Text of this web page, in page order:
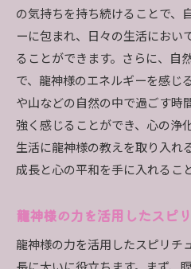
の気持ちを持ち続けることで、
ーに包まれ、日々の生活におい
ることができます。さらに、自
で、龍神様のエネルギーを感じ
や山などの自然の中で過ごす時
強く感じることができ、心の浄
生活に龍神様の教えを取り入れ
成長と心の平和を手に入れるこ
龍神様の力を活用したスピ
龍神様の力を活用したスピリチ